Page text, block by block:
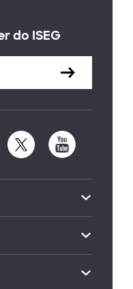
do ISEG